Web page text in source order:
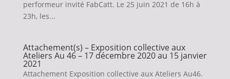
performeur invité FabCatt. Le 25 juin 2021 de 16h à
23h, les...
Attachement(s) – Exposition collective aux
Ateliers Au 46 – 17 décembre 2020 au 15 janvier
2021
Attachement Exposition collective aux Ateliers Au46.